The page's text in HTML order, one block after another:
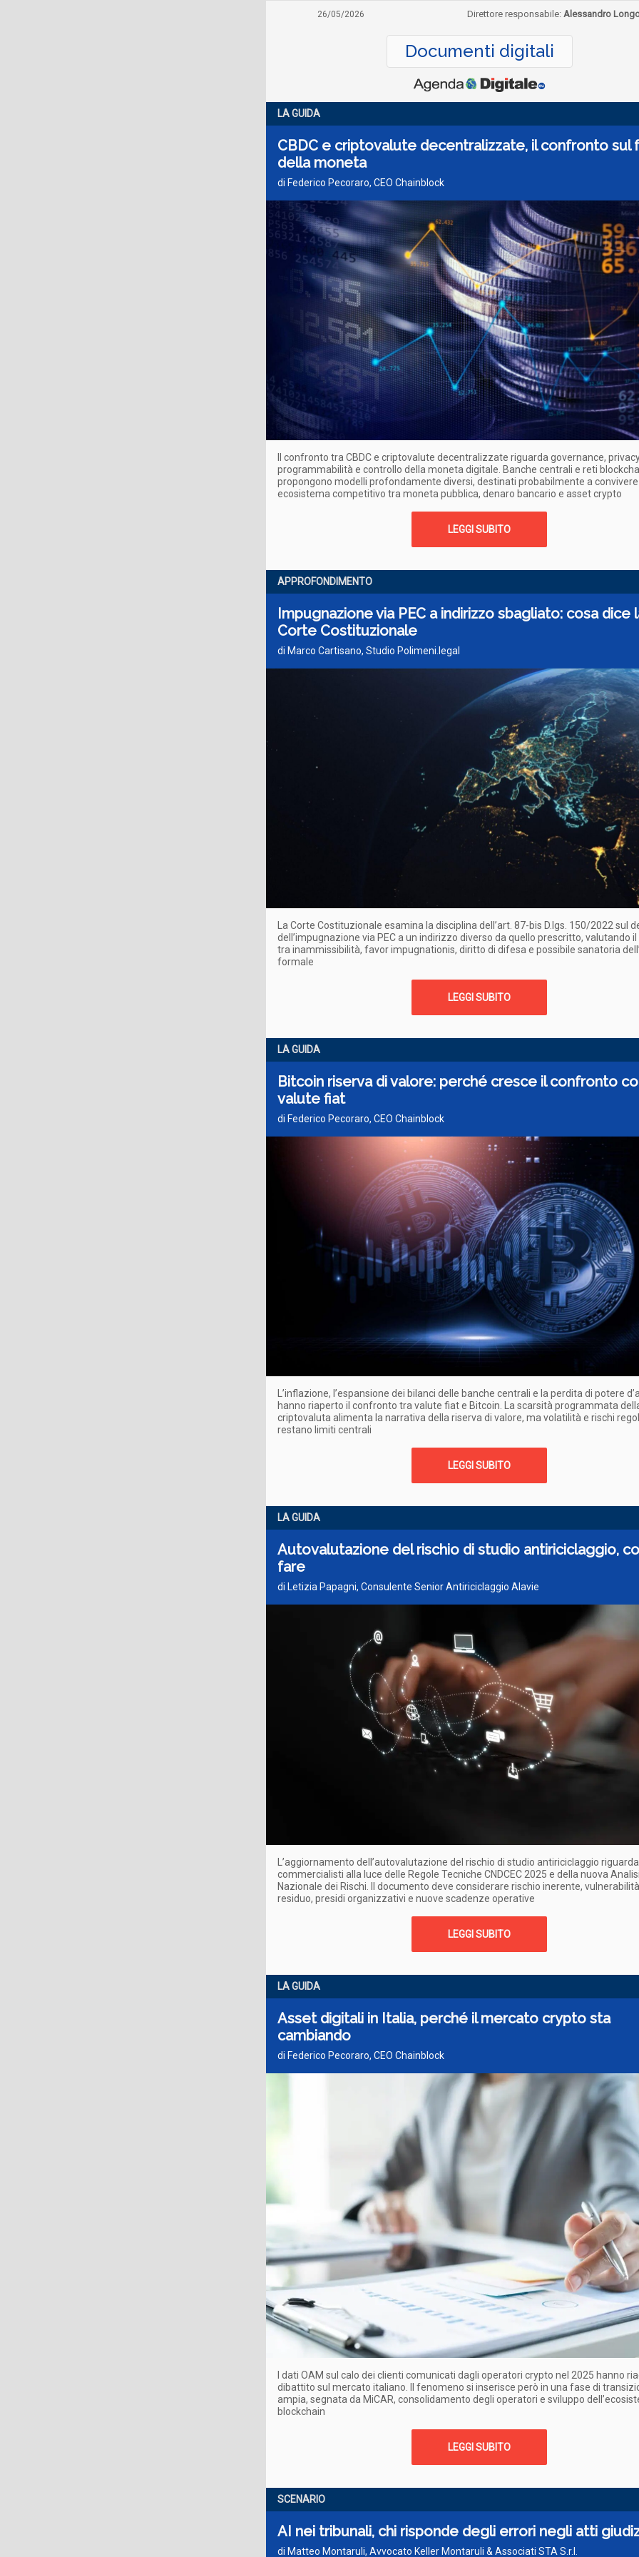
26/05/2026 Direttore responsabile: Alessandro
Documenti digitali
LA GUIDA
CBDC e criptovalute decentralizzate, il confronto sul
della moneta
di Federico Pecoraro, CEO Chainblock
Il confronto tra CBDC e criptovalute decentralizzate riguarda governance,
programmabilità e controllo della moneta digitale. Banche centrali e reti
propongono modelli profondamente diversi, destinati probabilmente a
ecosistema competitivo tra moneta pubblica, denaro bancario e asset crypto
LEGGI SUBITO
APPROFONDIMENTO
Impugnazione via PEC a indirizzo sbagliato: cosa dice
Corte Costituzionale
di Marco Cartisano, Studio Polimeni.legal
La Corte Costituzionale esamina la disciplina dell’art. 87-bis D.lgs. 150/2022 sul
dell’impugnazione via PEC a un indirizzo diverso da quello prescritto, valutando
tra inammissibilità, favor impugnationis, diritto di difesa e possibile sanatoria
formale
LEGGI SUBITO
LA GUIDA
Bitcoin riserva di valore: perché cresce il confronto
valute fiat
di Federico Pecoraro, CEO Chainblock
L’inflazione, l’espansione dei bilanci delle banche centrali e la perdita di potere
hanno riaperto il confronto tra valute fiat e Bitcoin. La scarsità programmata
criptovaluta alimenta la narrativa della riserva di valore, ma volatilità e rischi
restano limiti centrali
LEGGI SUBITO
LA GUIDA
Autovalutazione del rischio di studio antiriciclaggio,
fare
di Letizia Papagni, Consulente Senior Antiriciclaggio Alavie
L’aggiornamento dell’autovalutazione del rischio di studio antiriciclaggio
commercialisti alla luce delle Regole Tecniche CNDCEC 2025 e della nuova
Nazionale dei Rischi. Il documento deve considerare rischio inerente,
residuo, presidi organizzativi e nuove scadenze operative
LEGGI SUBITO
LA GUIDA
Asset digitali in Italia, perché il mercato crypto sta
cambiando
di Federico Pecoraro, CEO Chainblock
I dati OAM sul calo dei clienti comunicati dagli operatori crypto nel 2025 hanno
dibattito sul mercato italiano. Il fenomeno si inserisce però in una fase di
ampia, segnata da MiCAR, consolidamento degli operatori e sviluppo
blockchain
LEGGI SUBITO
SCENARIO
AI nei tribunali, chi risponde degli errori negli atti
di Matteo Montaruli, Avvocato Keller Montaruli & Associati STA S.r.l.